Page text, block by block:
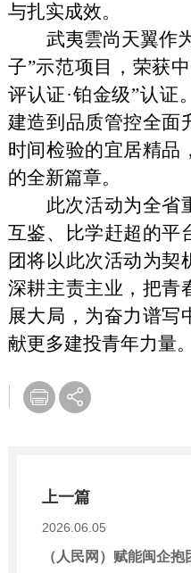
与扎实成效。
武夷雲尚天翼作
子”示范项目，荣获
评认证·铂金级”认证
建造到品质管控全面
时间检验的宜居精品
的全新篇章。
此次活动为全省
互鉴、比学赶超的平
团将以此次活动为契
深耕主责主业，把青
展大局，为奋力谱写
献更多建投青年力量。
上一篇
2026.06.05
（人民网）赋能闽企